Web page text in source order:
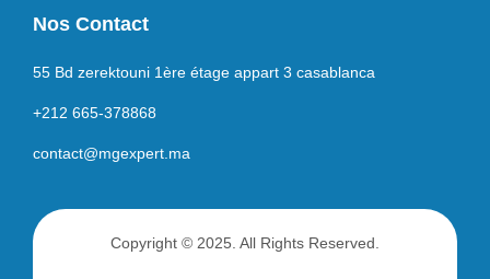
Nos Contact
55 Bd zerektouni 1ère étage appart 3 casablanca
+212 665-378868
contact@mgexpert.ma
Copyright © 2025. All Rights Reserved.